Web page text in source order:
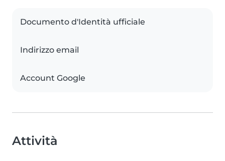
Documento d'Identità ufficiale
Indirizzo email
Account Google
Attività